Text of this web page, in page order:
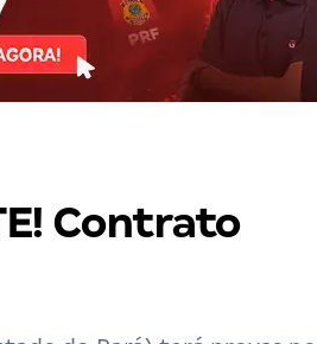
Contrato